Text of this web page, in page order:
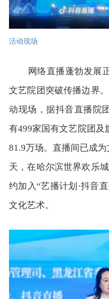
活动现场
网络直播蓬勃发展
文艺院团突破传播边界。
动现场，据抖音直播院
有499家国有文艺院团及
81.9万场。直播间已成
天，在哈尔滨世界欢乐
约加入“艺播计划·抖音
文化艺术。